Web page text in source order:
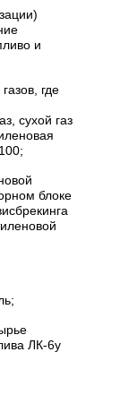
и
где
сухой газ
блоке
ЛК-6у